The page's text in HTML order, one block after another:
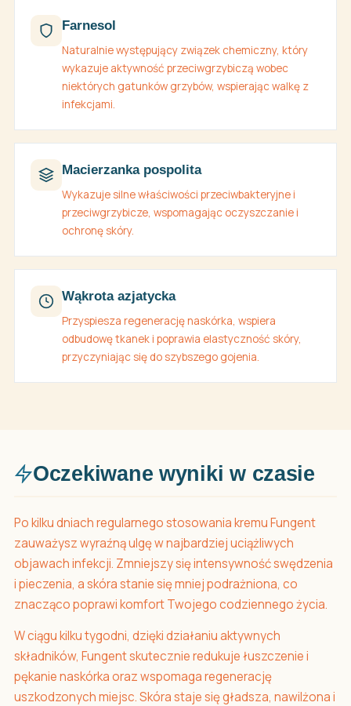
Farnesol
Naturalnie występujący związek chemiczny, który
wykazuje aktywność przeciwgrzybiczą wobec
niektórych gatunków grzybów, wspierając walkę z
infekcjami.
Macierzanka pospolita
Wykazuje silne właściwości przeciwbakteryjne i
przeciwgrzybicze, wspomagając oczyszczanie i
ochronę skóry.
Wąkrota azjatycka
Przyspiesza regenerację naskórka, wspiera
odbudowę tkanek i poprawia elastyczność skóry,
przyczyniając się do szybszego gojenia.
Oczekiwane wyniki w czasie
Po kilku dniach regularnego stosowania kremu Fungent
zauważysz wyraźną ulgę w najbardziej uciążliwych
objawach infekcji. Zmniejszy się intensywność swędzenia
i pieczenia, a skóra stanie się mniej podrażniona, co
znacząco poprawi komfort Twojego codziennego życia.
W ciągu kilku tygodni, dzięki działaniu aktywnych
składników, Fungent skutecznie redukuje łuszczenie i
pękanie naskórka oraz wspomaga regenerację
uszkodzonych miejsc. Skóra staje się gładsza, nawilżona i